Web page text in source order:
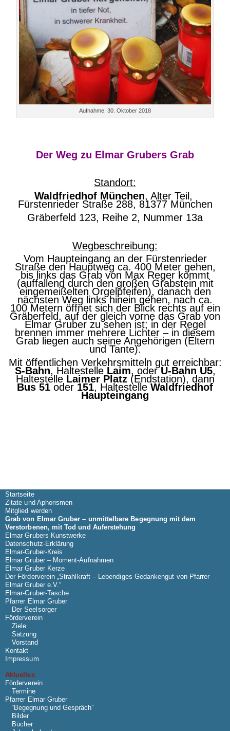
Aufnahme: 30. Oktober 2018
Der Weg zu Elmar Grubers Grab
Standort:
Waldfriedhof München, Alter Teil,
Fürstenrieder Straße 288, 81377 München
Gräberfeld 123, Reihe 2, Nummer 13a
Wegbeschreibung:
Vom Haupteingang an der Fürstenrieder
Straße den Hauptweg ca. 400 Meter gehen,
bis links das Grab von Max Reger kommt
(auffallend durch den großen Grabstein mit
eingemeißelten Orgelpfeifen), danach den
nächsten Weg links hinein gehen, nach ca.
100 Metern öffnet sich der Blick rechts auf ein
Gräberfeld, auf der gleich vorne das Grab von
Elmar Gruber zu sehen ist; in der Regel
brennen immer mehrere Lichter – in diesem
Grab liegen auch seine Angehörigen (Eltern
und Tante).
Mit öffentlichen Verkehrsmitteln gut erreichbar:
S-Bahn, Haltestelle Laim, oderU-Bahn U5,
Haltestelle Laimer Platz(Endstation), dann
Bus 51 oder 151, Haltestelle Waldfriedhof
Haupteingang
Startseite
Zitate und Aphorismen
Mitglied werden
Grab von Elmar Gruber – unmittelbare Begegnung mit dem
Verstorbenen, mit Tod und Auferstehung
Elmar Grubers Kunstwerke
Datenschutz-Erklärung
Elmar-Gruber-Kreis
Elmar Gruber – Moment-Aufnahmen
Elmar Gruber Kerze
Der Förderverein „Strahlkraft – Lebendiges Gedankengut von Pfarrer
Elmar Gruber e.V.“
Elmar-Gruber-Tasche
Pfarrer Elmar Gruber
Der Seelsorger
Förderverein
Ziele
Satzung
Vorstand
Kontakt
Impressum
Aktuelles
Förderverein
Termine
Pfarrer Elmar Gruber
“Begegnung und Gespräch”
Bilder
Bücher